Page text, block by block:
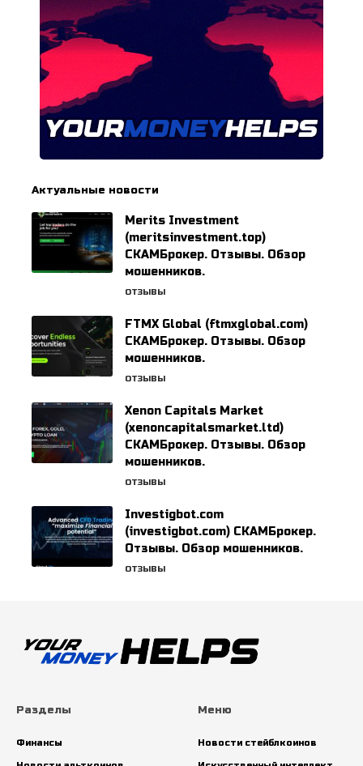
Актуальные новости
Merits Investment
(meritsinvestment.top)
СКАМБрокер. Отзывы. Обзор
мошенников.
ОТЗЫВЫ
FTMX Global (ftmxglobal.com)
СКАМБрокер. Отзывы. Обзор
мошенников.
ОТЗЫВЫ
Xenon Capitals Market
(xenoncapitalsmarket.ltd)
СКАМБрокер. Отзывы. Обзор
мошенников.
ОТЗЫВЫ
Investigbot.com
(investigbot.com) СКАМБрокер.
Отзывы. Обзор мошенников.
ОТЗЫВЫ
Разделы
Финансы
Меню
Новости стейблкоинов